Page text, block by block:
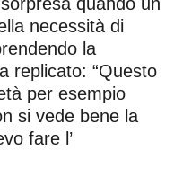
necessità di
la
replicato: “Questo
per esempio
si vede bene la
fare l’